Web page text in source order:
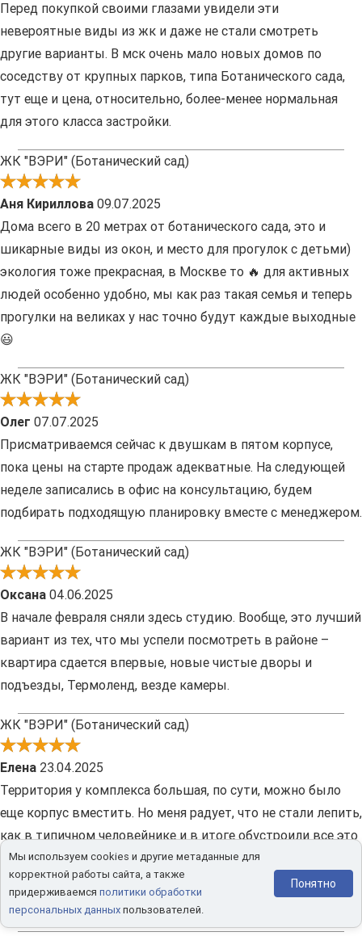
Перед покупкой своими глазами увидели эти
невероятные виды из жк и даже не стали смотреть
другие варианты. В мск очень мало новых домов по
соседству от крупных парков, типа Ботанического сада,
тут еще и цена, относительно, более-менее нормальная
для этого класса застройки.
ЖК "ВЭРИ" (Ботанический сад)
Аня Кириллова 09.07.2025
Дома всего в 20 метрах от ботанического сада, это и
шикарные виды из окон, и место для прогулок с детьми)
экология тоже прекрасная, в Москве то 🔥 для активных
людей особенно удобно, мы как раз такая семья и теперь
прогулки на великах у нас точно будут каждые выходные
😃
ЖК "ВЭРИ" (Ботанический сад)
Олег 07.07.2025
Присматриваемся сейчас к двушкам в пятом корпусе,
пока цены на старте продаж адекватные. На следующей
неделе записались в офис на консультацию, будем
подбирать подходящую планировку вместе с менеджером.
ЖК "ВЭРИ" (Ботанический сад)
Оксана 04.06.2025
В начале февраля сняли здесь студию. Вообще, это лучший
вариант из тех, что мы успели посмотреть в районе –
квартира сдается впервые, новые чистые дворы и
подъезды, Термоленд, везде камеры.
ЖК "ВЭРИ" (Ботанический сад)
Елена 23.04.2025
Территория у комплекса большая, по сути, можно было
еще корпус вместить. Но меня радует, что не стали лепить,
как в типичном человейнике и в итоге обустроили все это
пространство. Получилось интересно и комфортно. Здесь
воплотили много оригинальных идей, которые раньше
Мы используем cookies и другие метаданные для
корректной работы сайта, а также
придерживаемся политики обработки
персональных данных пользователей.
Понятно